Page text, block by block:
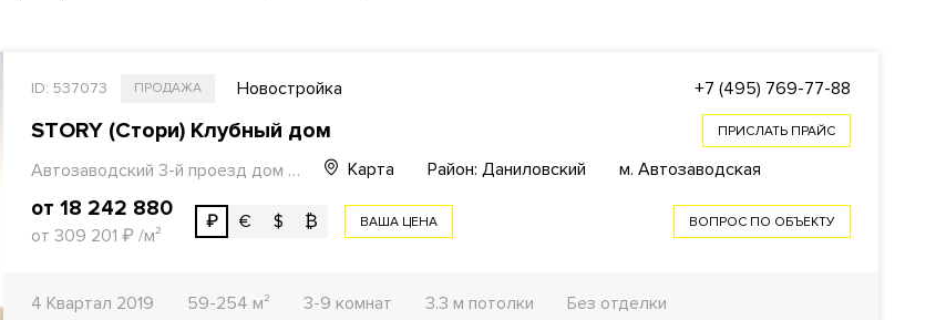
ID: 537073 ПРОДАЖА Новостройка +7 (495) 769-77-88
ПРИСЛАТЬ ПРАЙС
STORY (Стори) Клубный дом
Автозаводский 3-й проезд дом 13 Карта Район: Даниловский м. Автозаводская
от 18 242 880
от 309 201₽ /м²
₽ € $ ₿ ВАША ЦЕНА ВОПРОС ПО ОБЪЕКТУ
4 Квартал 2019 59-254 м² 3-9 комнат 3.3 м потолки Без отделки